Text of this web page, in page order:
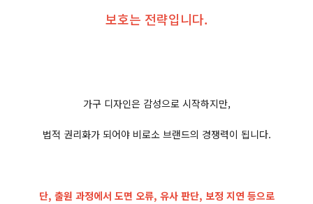
보호는 전략입니다.
가구 디자인은 감성으로 시작하지만,
법적 권리화가 되어야 비로소 브랜드의 경쟁력이 됩니다.
단, 출원 과정에서 도면 오류, 유사 판단, 보정 지연 등으로